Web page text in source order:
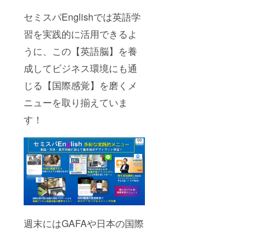
セミスパEnglishでは英語学
習を実践的に活用できるよ
うに、この【英語脳】を養
成してビジネス環境にも通
じる【国際感覚】を磨くメ
ニューを取り揃えていま
す！
週末にはGAFAや日本の国際